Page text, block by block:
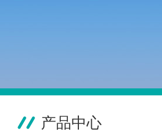
产品中心